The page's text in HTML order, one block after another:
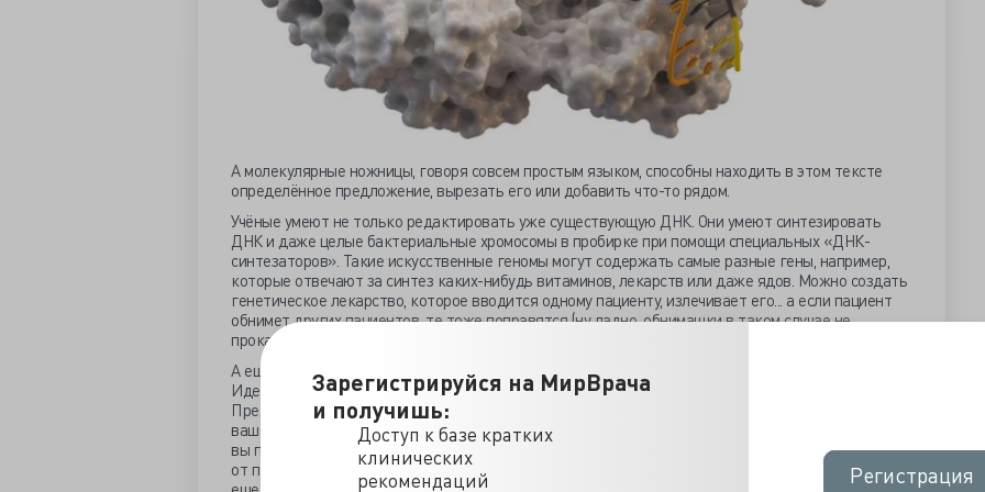
Зарегистрируйся на МирВрача
и получишь:
Доступ к базе кратких
клинических
рекомендаций
Регистрация
Регистрация
А молекулярные ножницы, говоря совсем простым языком, способны находить в этом тексте
определённое предложение, вырезать его или добавить что-то рядом.
Учёные умеют не только редактировать уже существующую ДНК. Они умеют синтезировать
ДНК и даже целые бактериальные хромосомы в пробирке при помощи специальных «ДНК-
синтезаторов». Такие искусственные геномы могут содержать самые разные гены, например,
которые отвечают за синтез каких-нибудь витаминов, лекарств или даже ядов. Можно создать
генетическое лекарство, которое вводится одному пациенту, излечивает его... а если пациент
обнимет других пациентов, те тоже поправятся (ну ладно, обнимашки в таком случае не
прокатят — понадобится что-то более контактное).
А ещё учёные придумали штуку со страшным названием «мутагенная цепная реакция» (МЦД).
Идея такая: половину своих хромосом вы получили от мамы, а половину — от папы.
Предположим, на одной из ваших хромосом произошла уникальная мутация. Вопрос: какая часть
ваших потомков эту мутацию получит? Половина. Потому что только половине ваших потомков
вы передадите ту хромосому, которую получили от мамы. А другой половине — ту, что получили
от папы. Так происходит нормальное наследование по законам классической генетики, которые